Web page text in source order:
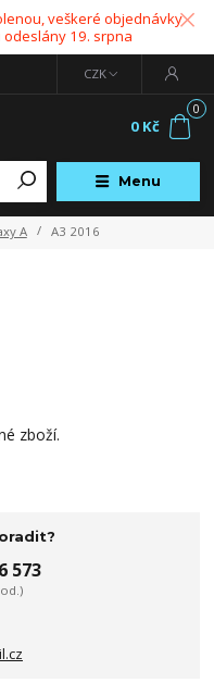
veškeré objednávky
19. srpna
Menu
CZK
0
0 Kč
A A3 2016
zboží.
573